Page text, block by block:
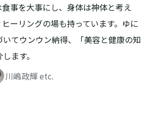
事を大事にし、身体は神体と考え
ーリングの場も持っています。ゆに
てウンウン納得、「美容と健康の知
ます。
川嶋政輝etc.